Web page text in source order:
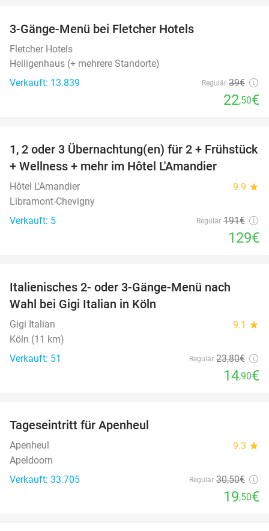
3-Gänge-Menü bei Fletcher Hotels
Fletcher Hotels
Heiligenhaus (+ mehrere Standorte)
Verkauft: 13.839
Regulär 39€
22,50€
32%
TODAY
1, 2 oder 3 Übernachtung(en) für 2 + Frühstück
+ Wellness + mehr im Hôtel L'Amandier
Hôtel L'Amandier 9.9 star
Libramont-Chevigny
Verkauft: 5
Regulär 191€
129€
Italienisches 2- oder 3-Gänge-Menü nach
Wahl bei Gigi Italian in Köln
Gigi Italian 9.1 star
Köln (11 km)
Verkauft: 51
Regulär 23,80€
14,90€
Tageseintritt für Apenheul
Apenheul 9.3 star
Apeldoorn
Verkauft: 33.705
Regulär 30,50€
19,50€